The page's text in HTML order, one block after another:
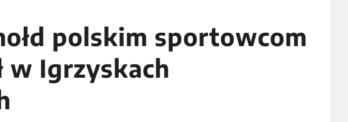
polskim sportowcom
w Igrzyskach